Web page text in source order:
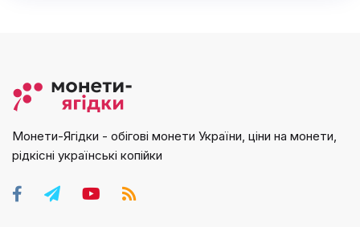
Монети-Ягідки - обігові монети України, ціни на монети,
рідкісні українські копійки